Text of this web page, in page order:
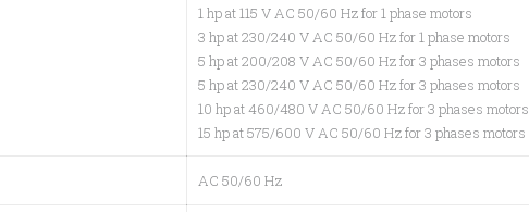
1 hp at 115 V AC 50/60 Hz for 1 phase motors
3 hp at 230/240 V AC 50/60 Hz for 1 phase motors
5 hp at 200/208 V AC 50/60 Hz for 3 phases motors
5 hp at 230/240 V AC 50/60 Hz for 3 phases motors
10 hp at 460/480 V AC 50/60 Hz for 3 phases motors
15 hp at 575/600 V AC 50/60 Hz for 3 phases motors
AC 50/60 Hz